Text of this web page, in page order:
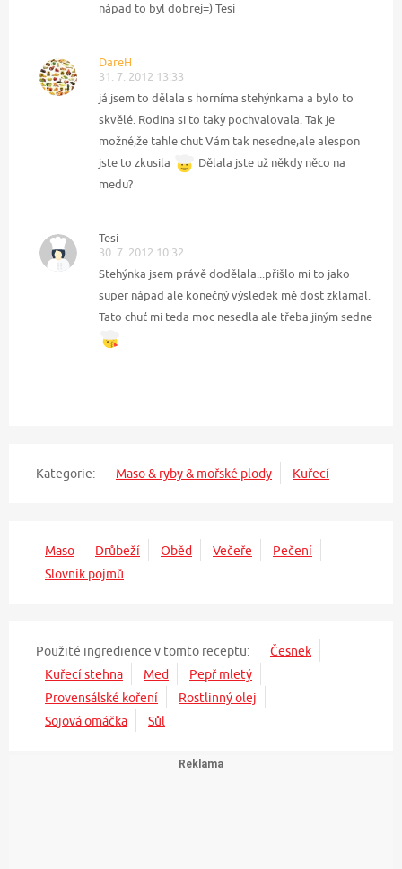
nápad to byl dobrej=) Tesi
DareH
31. 7. 2012 13:33
já jsem to dělala s horníma stehýnkama a bylo to
skvělé. Rodina si to taky pochvalovala. Tak je
možné,že tahle chut Vám tak nesedne,ale alespon
jste to zkusila
Dělala jste už někdy něco na
medu?
Tesi
30. 7. 2012 10:32
Stehýnka jsem právě dodělala...přišlo mi to jako
super nápad ale konečný výsledek mě dost zklamal.
Tato chuť mi teda moc nesedla ale třeba jiným sedne
Kategorie: Maso & ryby & mořské plody Kuřecí
Maso Drůbeží Oběd Večeře
Pečení
Slovník pojmů
Použité ingredience v tomto receptu:
Česnek
Kuřecí stehna
Med
Pepř mletý
Provensálské koření
Rostlinný olej
Sojová omáčka
Sůl